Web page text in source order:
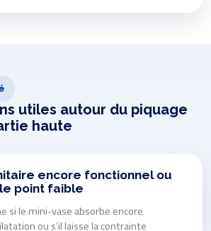
utiles autour du piquage
haute
encore fonctionnel ou
point faible
si le mini-vase absorbe encore
ou s’il laisse la contrainte